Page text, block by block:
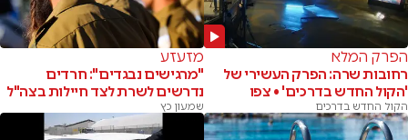
הפרק המלא
רחובות שרה: הפרק העשירי של
'הקול החדש בדרכים' • צפו
הקול החדש בדרכים
מזעזע
"מרגישים נבגדים": חרדים
נדרשים לשרת לצד חיילות בצה"ל
שמעון כץ